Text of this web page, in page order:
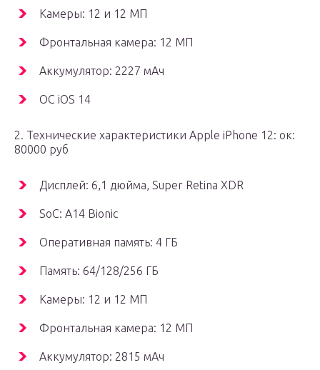
Камеры: 12 и 12 МП
Фронтальная камера: 12 МП
Аккумулятор: 2227 мАч
ОС iOS 14
2. Технические характеристики Apple iPhone 12: ок:
80000 руб
Дисплей: 6,1 дюйма, Super Retina XDR
SoC: A14 Bionic
Оперативная память: 4 ГБ
Память: 64/128/256 ГБ
Камеры: 12 и 12 МП
Фронтальная камера: 12 МП
Аккумулятор: 2815 мАч